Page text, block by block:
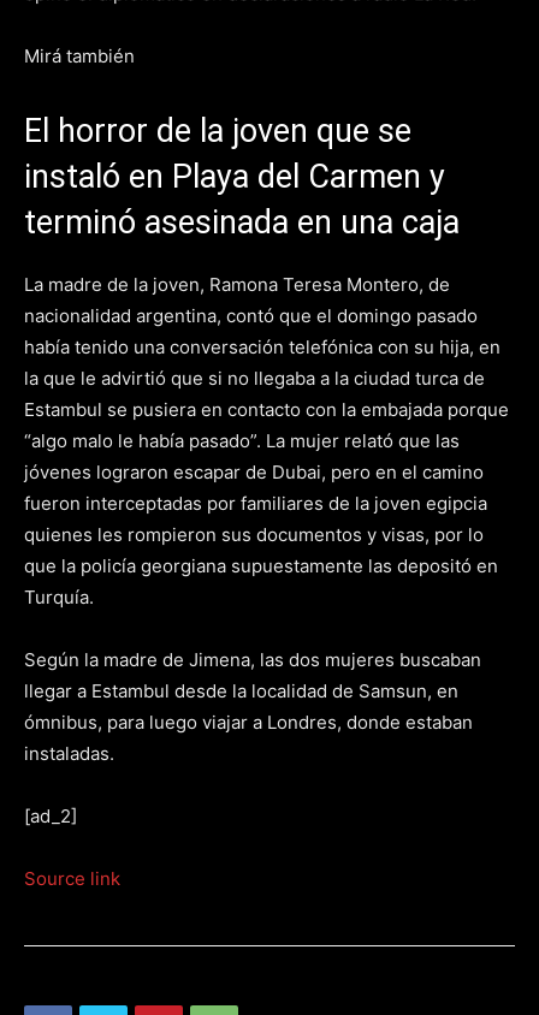
Mirá también
El horror de la joven que se
instaló en Playa del Carmen y
terminó asesinada en una caja
La madre de la joven, Ramona Teresa Montero, de
nacionalidad argentina, contó que el domingo pasado
había tenido una conversación telefónica con su hija, en
la que le advirtió que si no llegaba a la ciudad turca de
Estambul se pusiera en contacto con la embajada porque
“algo malo le había pasado”. La mujer relató que las
jóvenes lograron escapar de Dubai, pero en el camino
fueron interceptadas por familiares de la joven egipcia
quienes les rompieron sus documentos y visas, por lo
que la policía georgiana supuestamente las depositó en
Turquía.
Según la madre de Jimena, las dos mujeres buscaban
llegar a Estambul desde la localidad de Samsun, en
ómnibus, para luego viajar a Londres, donde estaban
instaladas.
[ad_2]
Source link